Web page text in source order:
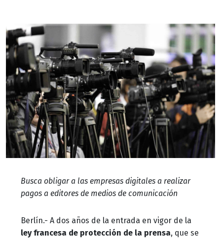
Busca obligar a las empresas digitales a realizar
pagos a editores de medios de comunicación
Berlín.- A dos años de la entrada en vigor de la
ley francesa de protección de la prensa, que se